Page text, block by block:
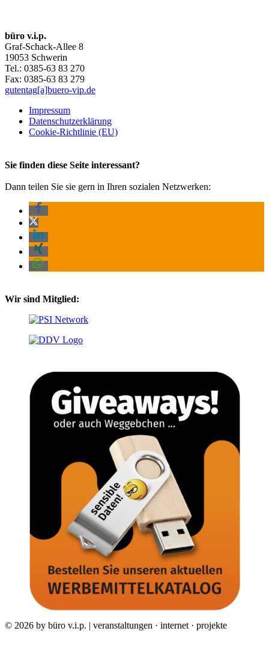
büro v.i.p.
Graf-Schack-Allee 8
19053 Schwerin
Tel.: 0385-63 83 270
Fax: 0385-63 83 279
gutentag[a]buero-vip.de
Impressum
Datenschutz­erklärung
Cookie-Richtlinie (EU)
Sie finden diese Seite interessant?
Dann teilen Sie sie gern in Ihren sozialen Netzwerken:
Wir sind Mitglied:
© 2026 by büro v.i.p. | veranstaltungen · internet · projekte